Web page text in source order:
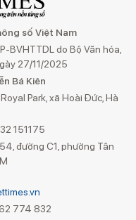
số Việt Nam
BVHTTDL do Bộ Văn hóa,
27/11/2025
Bá Kiên
Park, xã Hoài Đức, Hà
151175
đường C1, phường Tân
774 832